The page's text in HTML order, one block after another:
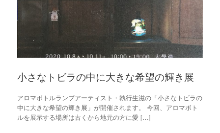
小さなトビラの中に大きな希望の輝き展
アロマボトルランプアーティスト・執行生滋の「小さなトビラの
中に大きな希望の輝き展」が開催されます。 今回、アロマボト
ルを展示する場所は古くから地元の方に愛 […]